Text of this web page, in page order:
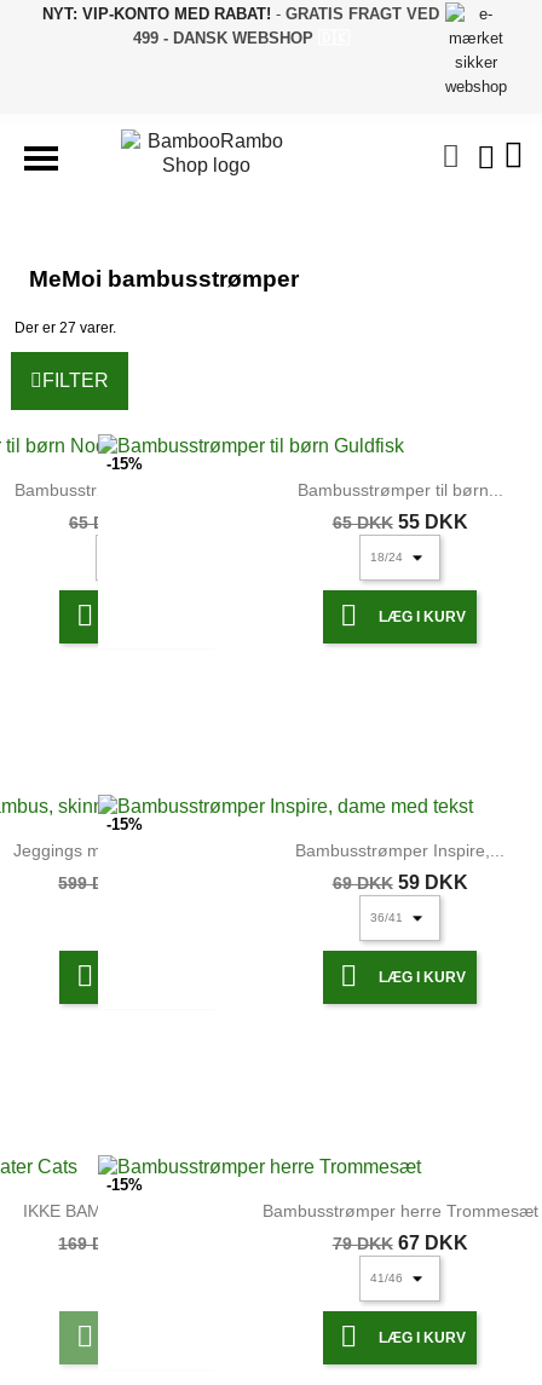
NYT: VIP-KONTO MED RABAT! - GRATIS FRAGT VED
499 - DANSK WEBSHOP
MeMoi bambusstrømper
Der er 27 varer.
FILTER
Bambusstrømper til børn Noder
65 DKK

Bambusstrømper til børn...
65 DKK 55 DKK
 LÆG I KURV
-15%
Jeggings med bambus, skinny...
599 DKK

Bambusstrømper Inspire,...
69 DKK 59 DKK
 LÆG I KURV
-15%
IKKE BAMBUS: Hjemmesko...
169 DKK

Bambusstrømper herre Trommesæt
79 DKK 67 DKK
 LÆG I KURV
-15%